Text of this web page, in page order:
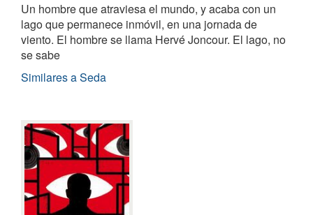
Un hombre que atraviesa el mundo, y acaba con un
lago que permanece inmóvil, en una jornada de
viento. El hombre se llama Hervé Joncour. El lago, no
se sabe
Similares a Seda